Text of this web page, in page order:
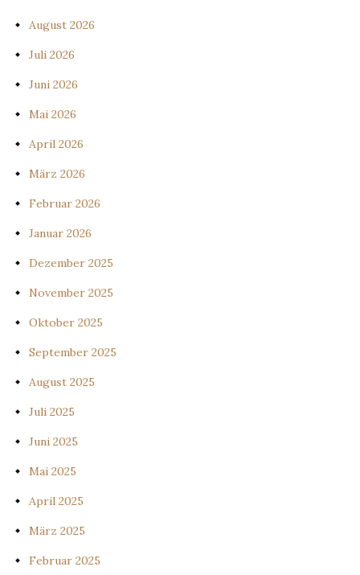
August 2026
Juli 2026
Juni 2026
Mai 2026
April 2026
März 2026
Februar 2026
Januar 2026
Dezember 2025
November 2025
Oktober 2025
September 2025
August 2025
Juli 2025
Juni 2025
Mai 2025
April 2025
März 2025
Februar 2025